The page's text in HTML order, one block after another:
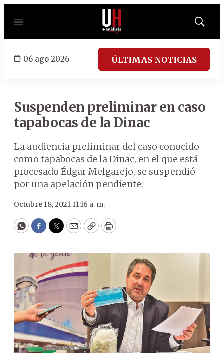
Menú
Mostrar
06 ago 2026 ÚLTIMAS NOTICIAS
Suspenden preliminar en caso
tapabocas de la Dinac
La audiencia preliminar del caso conocido
como tapabocas de la Dinac, en el que está
procesado Édgar Melgarejo, se suspendió
por una apelación pendiente.
Octubre 18, 2021 11:16 a. m.
WhatsApp
Facebook
Twitter
EmailCopyPrint